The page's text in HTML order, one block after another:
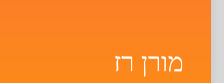
מורן רז